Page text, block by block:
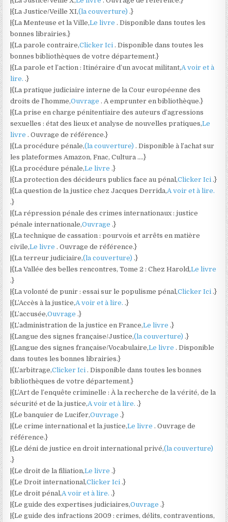
|{La Justice/Veille XI,(la couverture).}
|{La Menteuse et la Ville,Le livre. Disponible dans toutes les
bonnes librairies.}
|{La parole contraire,Clicker Ici. Disponible dans toutes les
bonnes bibliothèques de votre département.}
|{La parole et l’action : Itinéraire d’un avocat militant,A voir et à
lire..}
|{La pratique judiciaire interne de la Cour européenne des
droits de l’homme,Ouvrage. A emprunter en bibliothèque.}
|{La prise en charge pénitentiaire des auteurs d’agressions
sexuelles : état des lieux et analyse de nouvelles pratiques,Le
livre. Ouvrage de référence.}
|{La procédure pénale,(la couverture). Disponible à l’achat sur
les plateformes Amazon, Fnac, Cultura ….}
|{La procédure pénale,Le livre.}
|{La protection des décideurs publics face au pénal,Clicker Ici.}
|{La question de la justice chez Jacques Derrida,A voir et à lire.
.}
|{La répression pénale des crimes internationaux : justice
pénale internationale,Ouvrage.}
|{La technique de cassation : pourvois et arrêts en matière
civile,Le livre. Ouvrage de référence.}
|{La terreur judiciaire,(la couverture).}
|{La Vallée des belles rencontres, Tome 2 : Chez Harold,Le livre
.}
|{La volonté de punir : essai sur le populisme pénal,Clicker Ici.}
|{L’Accès à la justice,A voir et à lire..}
|{L’accusée,Ouvrage.}
|{L’administration de la justice en France,Le livre.}
|{Langue des signes française/Justice,(la couverture).}
|{Langue des signes française/Vocabulaire,Le livre. Disponible
dans toutes les bonnes librairies.}
|{L’arbitrage,Clicker Ici. Disponible dans toutes les bonnes
bibliothèques de votre département.}
|{L’Art de l’enquête criminelle : À la recherche de la vérité, de la
sécurité et de la justice,A voir et à lire..}
|{Le banquier de Lucifer,Ouvrage.}
|{Le crime international et la justice,Le livre. Ouvrage de
référence.}
|{Le déni de justice en droit international privé,(la couverture)
.}
|{Le droit de la filiation,Le livre.}
|{Le Droit international,Clicker Ici.}
|{Le droit pénal,A voir et à lire..}
|{Le guide des expertises judiciaires,Ouvrage.}
|{Le guide des infractions 2009 : crimes, délits, contraventions,